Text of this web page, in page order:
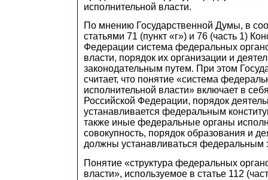
исполнительной власти.
По мнению Государственной Думы, в
статьями 71 (пункт «г») и 76 (часть 1)
Федерации система федеральных
власти, порядок их организации и
законодательным путем. При этом
считает, что понятие «система
исполнительной власти» включает в
Российской Федерации, порядок
устанавливается федеральным
также иные федеральные органы
совокупность, порядок образования и
должны устанавливаться федеральным
Понятие «структура федеральных
власти», используемое в статье 112